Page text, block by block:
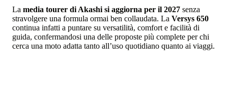
La media tourer di Akashi si aggiorna per il 2027 senza
stravolgere una formula ormai ben collaudata. La Versys 650
continua infatti a puntare su versatilità, comfort e facilità di
guida, confermandosi una delle proposte più complete per chi
cerca una moto adatta tanto all’uso quotidiano quanto ai viaggi.